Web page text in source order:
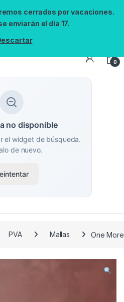
cerrados por vacaciones.
enviarán el día 17.
0
no disponible
el widget de búsqueda.
de nuevo.
PVA Mallas One